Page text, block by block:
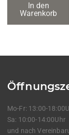
In den
Warenkorb
Mo-Fr: 13:00-
Sa: 10:00-14:00Uhr
und nach